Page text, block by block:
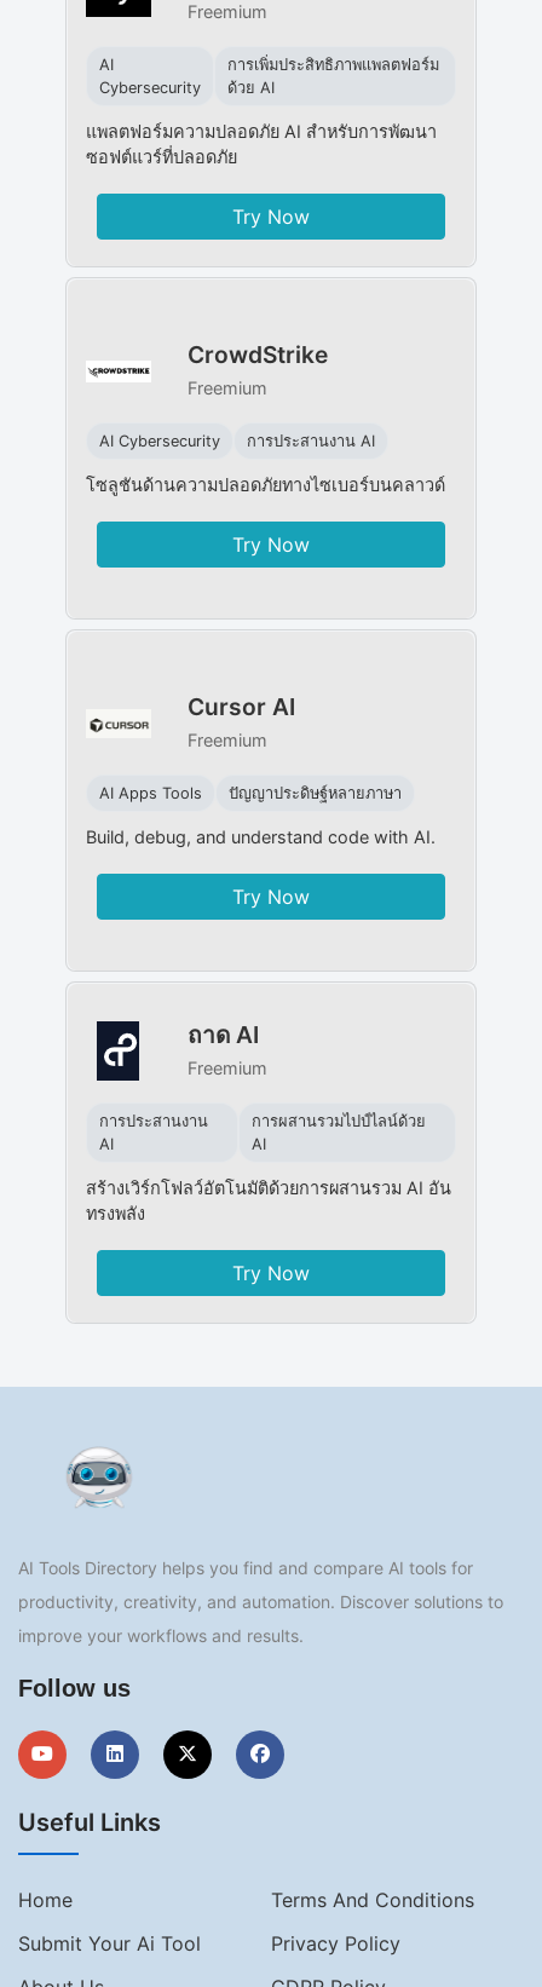
Freemium
AI
Cybersecurity
การเพิ่มประสิทธิภาพแพลตฟอร์ม
ด้วย AI
แพลตฟอร์มความปลอดภัย AI สำหรับการพัฒนา
ซอฟต์แวร์ที่ปลอดภัย
Try Now
CrowdStrike
Freemium
AI Cybersecurity การประสานงาน AI
โซลูชันด้านความปลอดภัยทางไซเบอร์บนคลาวด์
Try Now
Cursor AI
Freemium
AI Apps Tools ปัญญาประดิษฐ์หลายภาษา
Build, debug, and understand code with AI.
Try Now
ถาด AI
Freemium
การประสานงาน
AI
การผสานรวมไปป์ไลน์ด้วย
AI
สร้างเวิร์กโฟลว์อัตโนมัติด้วยการผสานรวม AI อัน
ทรงพลัง
Try Now
AI Tools Directory helps you find and compare AI tools for
productivity, creativity, and automation. Discover solutions to
improve your workflows and results.
Follow us
Useful Links
Home
Terms And Conditions
Submit Your Ai Tool
Privacy Policy